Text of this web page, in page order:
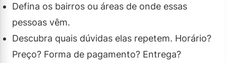
Defina os bairros ou áreas de onde essas
pessoas vêm.
Descubra quais dúvidas elas repetem. Horário?
Preço? Forma de pagamento? Entrega?